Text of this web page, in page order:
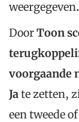
weergegeven.
DoorToon
voorgaande
Jate zetten,
een tweede